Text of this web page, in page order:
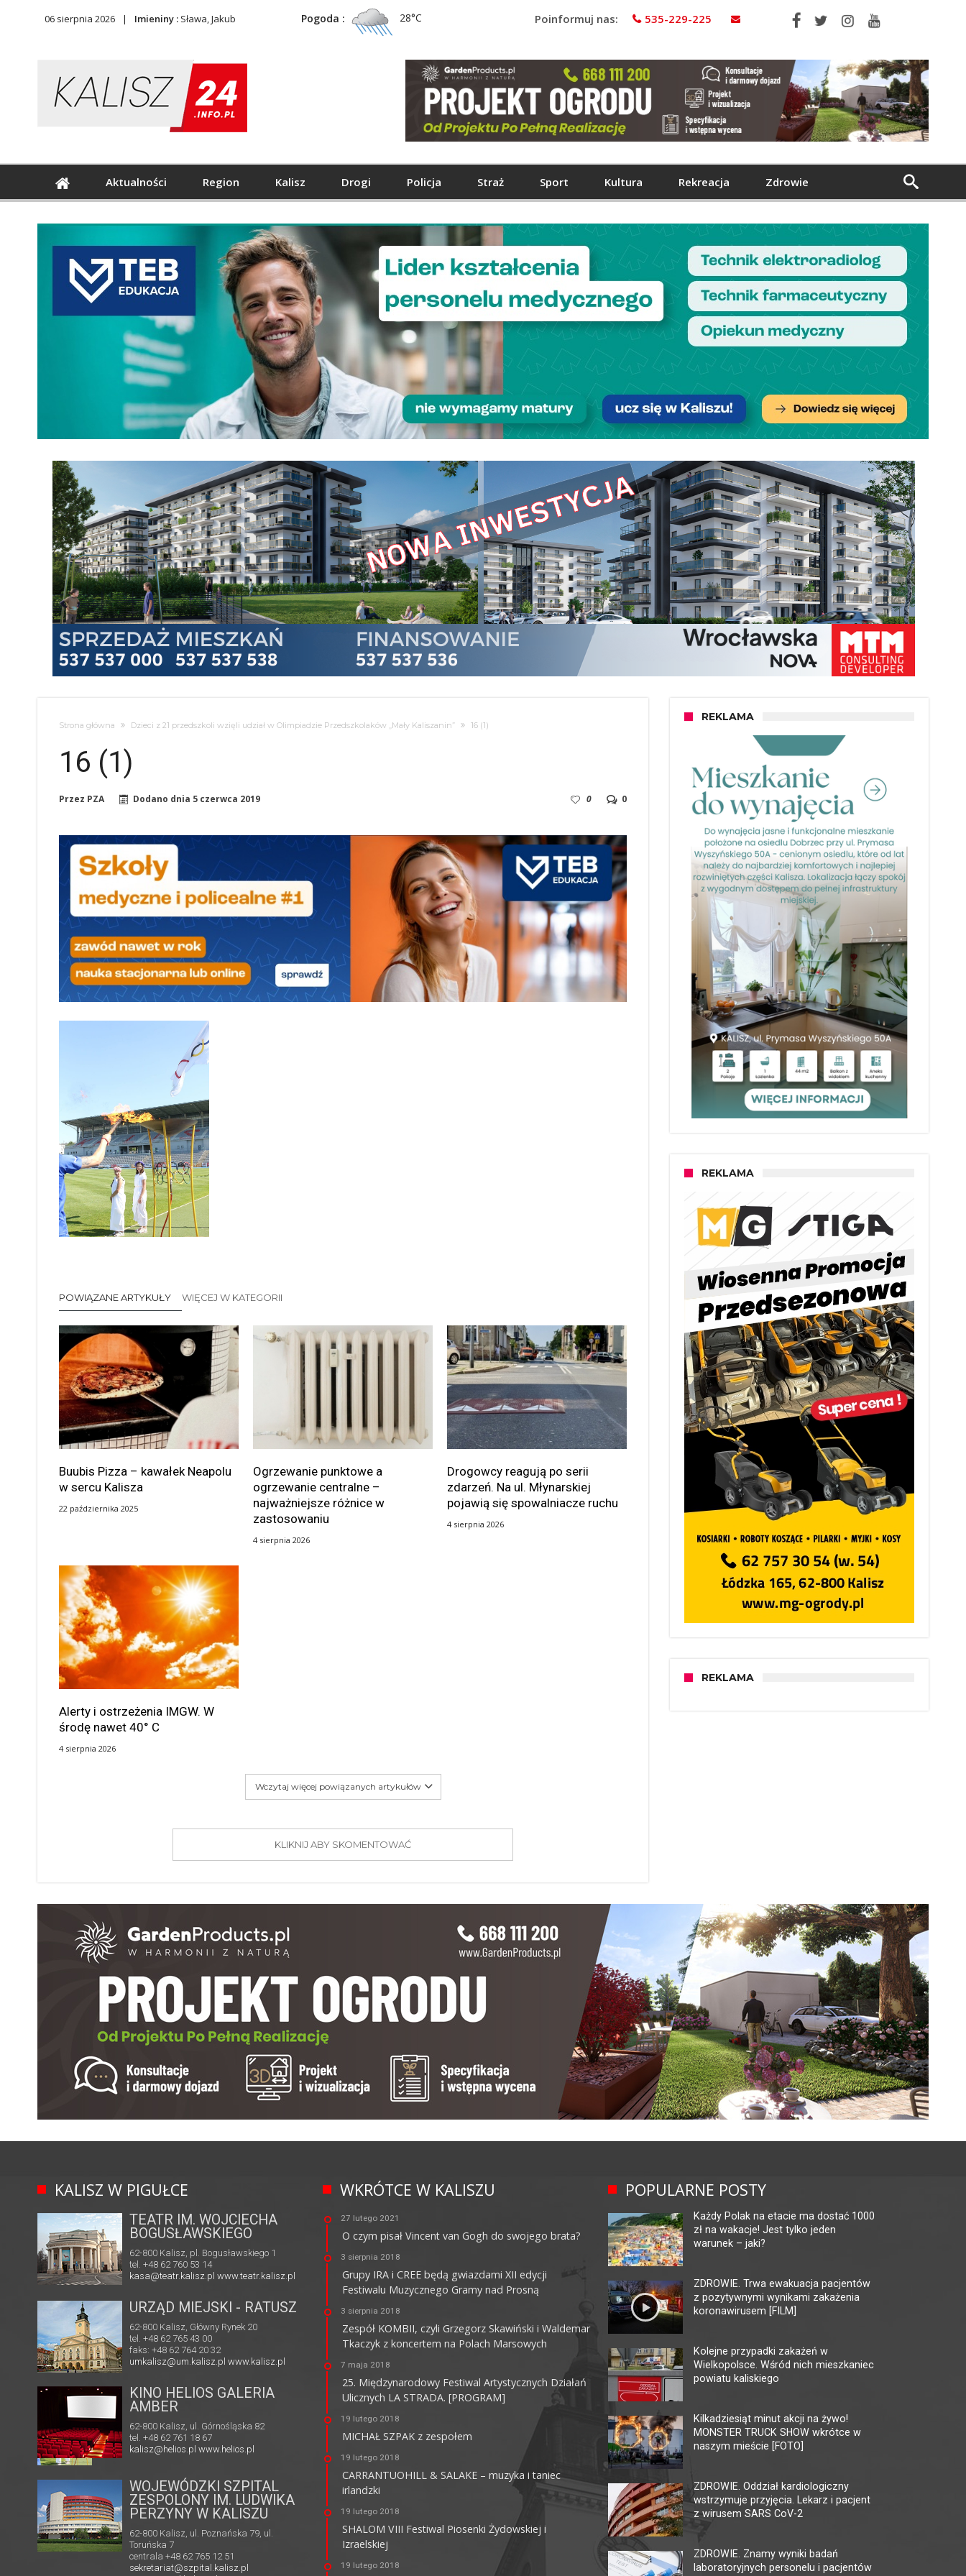
06 sierpnia 2026 Imieniny : Sława, Jakub Pogoda : 28°C Poinformuj nas: 535-229-225
Aktualności Region Kalisz Drogi Policja Straż Sport Kultura Rekreacja Zdrowie
Strona główna Dzieci z 21 przedszkoli wzięli udział w Olimpiadzie Przedszkolaków „Mały Kaliszanin” 16 (1)
16 (1)
Przez PZA Dodano dnia 5 czerwca 2019 0
0
POWIĄZANE ARTYKUŁY WIĘCEJ W KATEGORII
Buubis Pizza – kawałek Neapolu
w sercu Kalisza
22 października 2025
Ogrzewanie punktowe a
ogrzewanie centralne –
najważniejsze różnice w
zastosowaniu
4 sierpnia 2026
Drogowcy reagują po serii
zdarzeń. Na ul. Młynarskiej
pojawią się spowalniacze ruchu
4 sierpnia 2026
Alerty i ostrzeżenia IMGW. W
środę nawet 40° C
4 sierpnia 2026
Wczytaj więcej powiązanych artykułów
KLIKNIJ ABY SKOMENTOWAĆ
REKLAMA
REKLAMA
REKLAMA
KALISZ W PIGUŁCE
TEATR IM. WOJCIECHA
BOGUSŁAWSKIEGO
62-800 Kalisz, pl. Bogusławskiego 1
tel. +48 62 760 53 14
kasa@teatr.kalisz.pl www.teatr.kalisz.pl
URZĄD MIEJSKI - RATUSZ
62-800 Kalisz, Główny Rynek 20
tel. +48 62 765 43 00
faks: +48 62 764 20 32
umkalisz@um.kalisz.pl www.kalisz.pl
KINO HELIOS GALERIA
AMBER
62-800 Kalisz, ul. Górnośląska 82
tel. +48 62 761 18 67
kalisz@helios.pl www.helios.pl
KINO CENTRUM
tel. +48 62 765 25 01
ckis.kalisz.pl/
MULTIKINO GALERIA
TĘCZA
62-800 Kalisz, ul. 3 Maja 1
tel. + 48 41 267 23 84
multikino.pl
WOJEWÓDZKI SZPITAL
ZESPOLONY IM. LUDWIKA
PERZYNY W KALISZU
62-800 Kalisz, ul. Poznańska 79, ul.
Toruńska 7
centrala +48 62 765 12 51
sekretariat@szpital.kalisz.pl
WKRÓTCE W KALISZU
27 lutego 2021
O czym pisał Vincent van Gogh do swojego brata?
3 sierpnia 2018
Grupy IRA i CREE będą gwiazdami XII edycji
Festiwalu Muzycznego Gramy nad Prosną
3 sierpnia 2018
Zespół KOMBII, czyli Grzegorz Skawiński i Waldemar
Tkaczyk z koncertem na Polach Marsowych
7 maja 2018
25. Międzynarodowy Festiwal Artystycznych Działań
Ulicznych LA STRADA. [PROGRAM]
19 lutego 2018
MICHAŁ SZPAK z zespołem
19 lutego 2018
CARRANTUOHILL & SALAKE – muzyka i taniec
irlandzki
19 lutego 2018
SHALOM VIII Festiwal Piosenki Żydowskiej i
Izraelskiej
19 lutego 2018
POPULARNE POSTY
Każdy Polak na etacie ma dostać 1000
zł na wakacje! Jest tylko jeden
warunek – jaki?
ZDROWIE. Trwa ewakuacja pacjentów
z pozytywnymi wynikami zakażenia
koronawirusem [FILM]
Kolejne przypadki zakażeń w
Wielkopolsce. Wśród nich mieszkaniec
powiatu kaliskiego
Kilkadziesiąt minut akcji na żywo!
MONSTER TRUCK SHOW wkrótce w
naszym mieście [FOTO]
ZDROWIE. Oddział kardiologiczny
wstrzymuje przyjęcia. Lekarz i pacjent
z wirusem SARS CoV-2
ZDROWIE. Znamy wyniki badań
laboratoryjnych personelu i pacjentów